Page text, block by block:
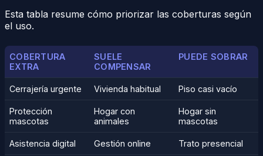
Esta tabla resume cómo priorizar las coberturas según
el uso.
COBERTURA
EXTRA
SUELE
COMPENSAR
PUEDE SOBRAR
Cerrajería urgente Vivienda habitual Piso casi vacío
Protección
mascotas
Hogar con
animales
Hogar sin
mascotas
Asistencia digital Gestión online Trato presencial